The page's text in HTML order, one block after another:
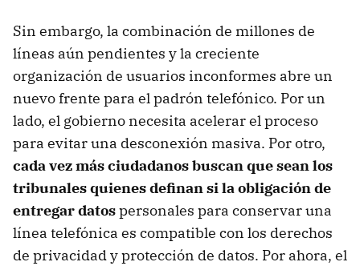
Sin embargo, la combinación de millones de
líneas aún pendientes y la creciente
organización de usuarios inconformes abre un
nuevo frente para el padrón telefónico. Por un
lado, el gobierno necesita acelerar el proceso
para evitar una desconexión masiva. Por otro,
cada vez más ciudadanos buscan que sean los
tribunales quienes definan si la obligación de
entregar datospersonales para conservar una
línea telefónica es compatible con los derechos
de privacidad y protección de datos. Por ahora, el